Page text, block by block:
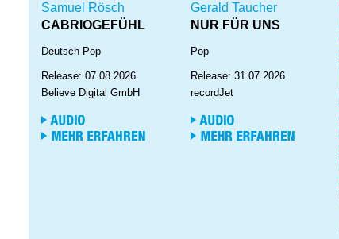
Samuel Rösch
CABRIOGEFÜHL
Deutsch-Pop
Release: 07.08.2026
Believe Digital GmbH
Gerald Taucher
NUR FÜR UNS
Pop
Release: 31.07.2026
recordJet